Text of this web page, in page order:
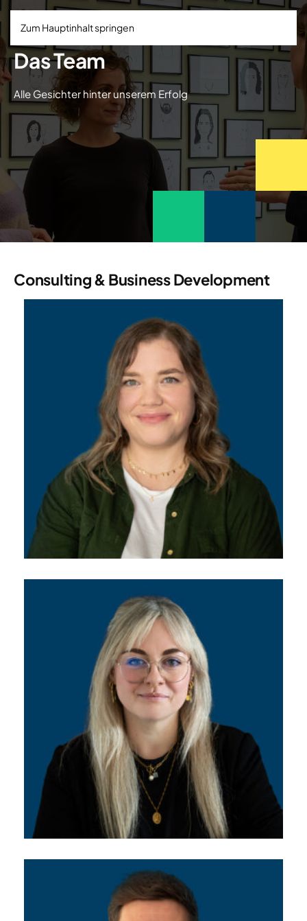
Zum Hauptinhalt springen
Das Team
Alle Gesichter hinter unserem Erfolg
Consulting & Business Development